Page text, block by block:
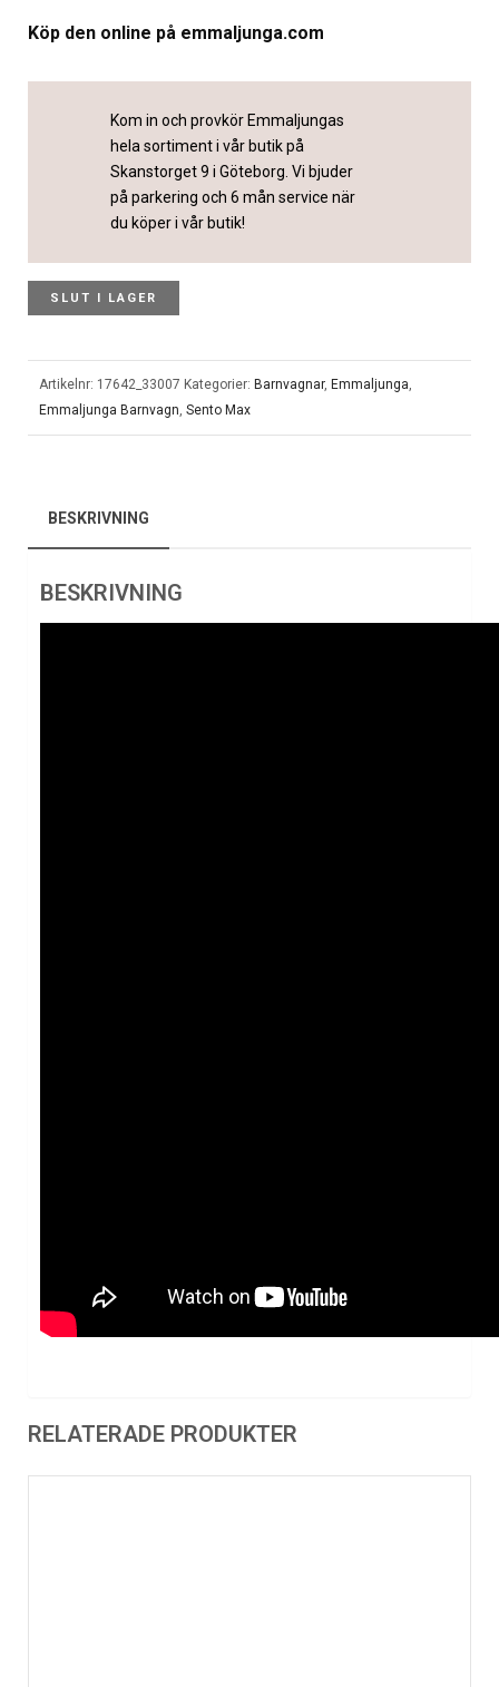
Köp den online på emmaljunga.com
Kom in och provkör Emmaljungas
hela sortiment i vår butik på
Skanstorget 9 i Göteborg. Vi bjuder
på parkering och 6 mån service när
du köper i vår butik!
SLUT I LAGER
Artikelnr: 17642_33007 Kategorier: Barnvagnar, Emmaljunga,
Emmaljunga Barnvagn, Sento Max
BESKRIVNING
BESKRIVNING
RELATERADE PRODUKTER